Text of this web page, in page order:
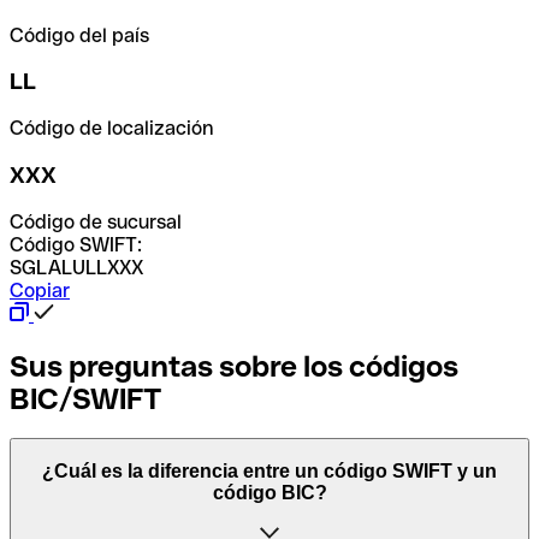
Código del país
LL
Código de localización
XXX
Código de sucursal
Código SWIFT:
SGLALULLXXX
Copiar
Sus preguntas sobre los códigos
BIC/SWIFT
¿Cuál es la diferencia entre un código SWIFT y un
código BIC?